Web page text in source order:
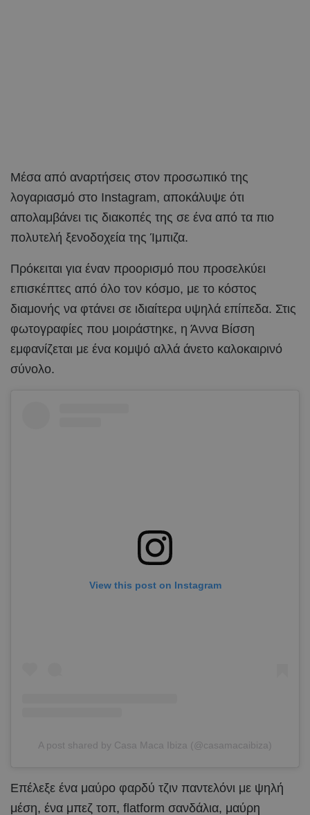
Μέσα από αναρτήσεις στον προσωπικό της
λογαριασμό στο Instagram, αποκάλυψε ότι
απολαμβάνει τις διακοπές της σε ένα από τα πιο
πολυτελή ξενοδοχεία της Ίμπιζα.
Πρόκειται για έναν προορισμό που προσελκύει
επισκέπτες από όλο τον κόσμο, με το κόστος
διαμονής να φτάνει σε ιδιαίτερα υψηλά επίπεδα. Στις
φωτογραφίες που μοιράστηκε, η Άννα Βίσση
εμφανίζεται με ένα κομψό αλλά άνετο καλοκαιρινό
σύνολο.
View this post on Instagram
A post shared by Casa Maca Ibiza (@casamacaibiza)
Επέλεξε ένα μαύρο φαρδύ τζιν παντελόνι με ψηλή
μέση, ένα μπεζ τοπ, flatform σανδάλια, μαύρη